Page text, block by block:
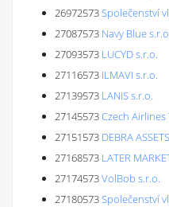
26972573Společenství
27087573 Navy Blue
27093573 LUCYD s.r.o.
27116573 ILMAVI s.r.o.
27139573 LANIS s.r.o.
27145573Czech Airlines
27151573 DEBRA
27168573 LATER
27174573VolBob s.r.o.
27180573Společenství